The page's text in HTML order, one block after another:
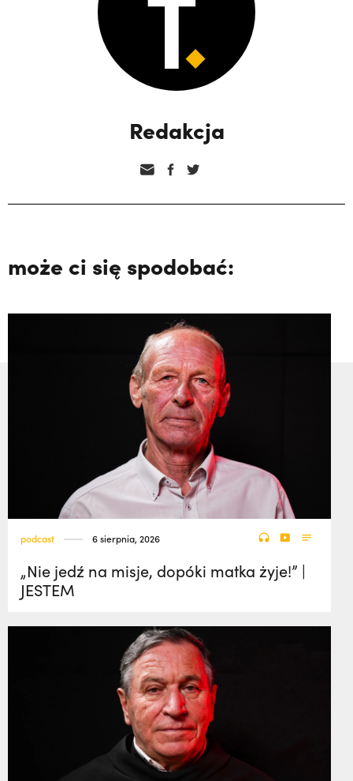
Redakcja
może ci się spodobać:
podcast 6 sierpnia, 2026
„Nie jedź na misje, dopóki matka żyje!” |
JESTEM